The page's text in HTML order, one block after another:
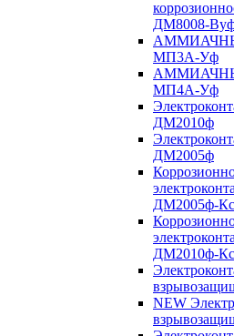
ДМ8008-
МП3А-Уф
МП4А-Уф
ДМ2010ф
ДМ2005ф
ДМ2005ф-Кс
ДМ2010ф-Кс
NEW